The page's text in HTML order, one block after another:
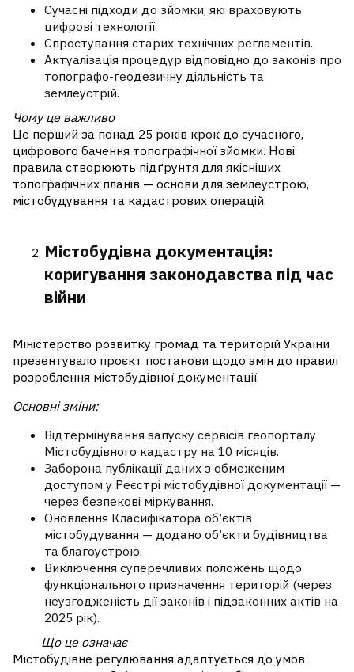
Сучасні підходи до зйомки, які враховують
цифрові технології.
Спростування старих технічних регламентів.
Актуалізація процедур відповідно до законів про
топографо-геодезичну діяльність та
землеустрій.
Чому це важливо
Це перший за понад 25 років крок до сучасного,
цифрового бачення топографічної зйомки. Нові
правила створюють підґрунтя для якісніших
топографічних планів — основи для землеустрою,
містобудування та кадастрових операцій.
Містобудівна документація:
коригування законодавства під час
війни
Міністерство розвитку громад та територій України
презентувало проєкт постанови щодо змін до правил
розроблення містобудівної документації.
Основні зміни:
Відтермінування запуску сервісів геопорталу
Містобудівного кадастру на 10 місяців.
Заборона публікації даних з обмеженим
доступом у Реєстрі містобудівної документації —
через безпекові міркування.
Оновлення Класифікатораоб’єктів
містобудування — додано об’єкти будівництва
та благоустрою.
Виключення суперечливих положень щодо
функціонального призначення територій (через
неузгодженість дії законів і підзаконних актів на
2025 рік).
Що це означає
Містобудівне регулювання адаптується до умов